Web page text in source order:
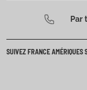
Par
SUIVEZ FRANCE AMÉRIQUES